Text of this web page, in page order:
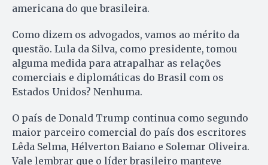
americana do que brasileira.
Como dizem os advogados, vamos ao mérito da
questão. Lula da Silva, como presidente, tomou
alguma medida para atrapalhar as relações
comerciais e diplomáticas do Brasil com os
Estados Unidos? Nenhuma.
O país de Donald Trump continua como segundo
maior parceiro comercial do país dos escritores
Lêda Selma, Hélverton Baiano e Solemar Oliveira.
Vale lembrar que o líder brasileiro manteve